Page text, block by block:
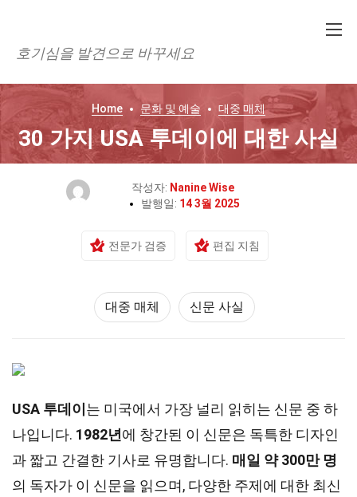
호기심을 발견으로 바꾸세요
Home 문화 및 예술 대중 매체
30 가지 USA 투데이에 대한 사실
작성자: Nanine Wise
발행일: 14 3월 2025
전문가 검증 편집 지침
대중 매체 신문 사실
USA 투데이 는 미국에서 가장 널리 읽히는 신문 중 하
나입니다. 1982년 에 창간된 이 신문은 독특한 디자인
과 짧고 간결한 기사로 유명합니다. 매일 약 300만 명
의 독자가 이 신문을 읽으며, 다양한 주제에 대한 최신